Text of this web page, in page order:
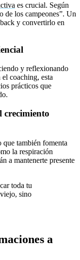
es crucial. Según
de los campeones”. Un
y convertirlo en
y reflexionando
coaching, esta
prácticos que
crecimiento
que también fomenta
la respiración
a mantenerte presente
toda tu
sino
a